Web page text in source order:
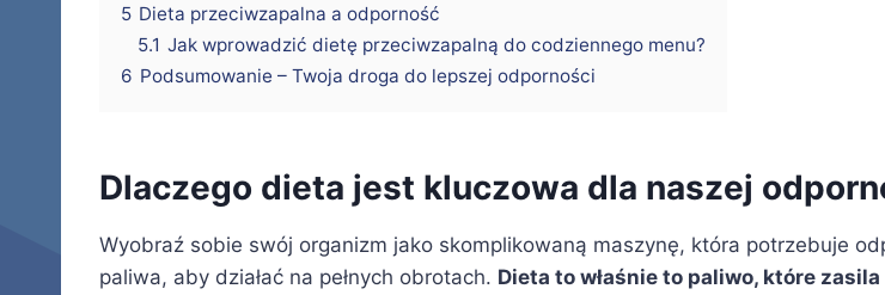
5 Dieta przeciwzapalna a odporność
5.1 Jak wprowadzić dietę przeciwzapalną do codziennego menu?
6 Podsumowanie – Twoja droga do lepszej odporności
Dlaczego dieta jest kluczowa dla naszej
Wyobraź sobie swój organizm jako skomplikowaną maszynę, która potrzebuje
paliwa, aby działać na pełnych obrotach. Dieta to właśnie to paliwo, które zasila